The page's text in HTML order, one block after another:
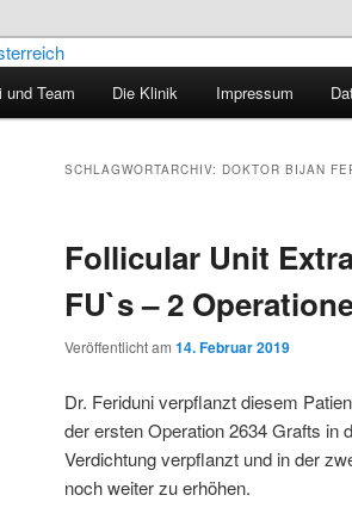
–
und Team Die Klinik Impressum
SCHLAGWORTARCHIV: DOKTOR BIJAN
Follicular Unit
FU`s – 2
Veröffentlicht am 14. Februar 2019
Dr. Feriduni verpflanzt diesem
der ersten Operation 2634 Grafts in
Verdichtung verpflanzt und in der
noch weiter zu erhöhen.